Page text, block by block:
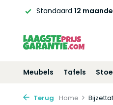
Altijd de laagste
Meubels Tafels
Terug Home